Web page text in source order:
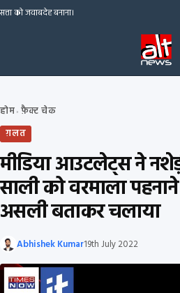
Skip to content
सत्ता को जवाबदेह बनाना।
होम› फ़ैक्ट चेक
ग़लत
मीडिया आउटलेट्स ने
साली को वरमाला
असली बताकर चलाया
Abhishek Kumar19th July 2022